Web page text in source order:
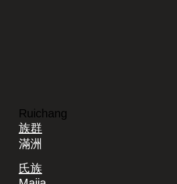
Ruichang
族群
滿洲
氏族